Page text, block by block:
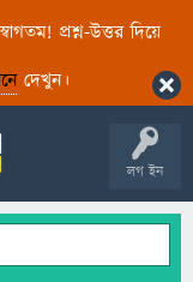
প্রশ্ন-উত্তর দিয়ে
দেখুন।
লগ ইন